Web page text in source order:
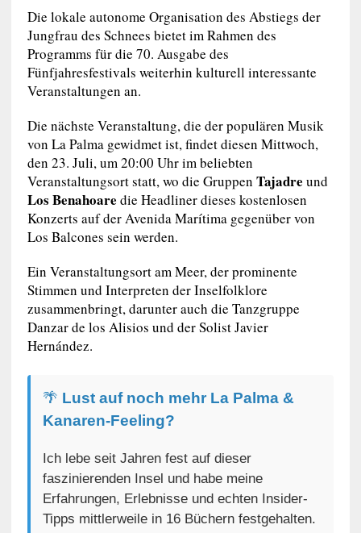
Die lokale autonome Organisation des Abstiegs der
Jungfrau des Schnees bietet im Rahmen des
Programms für die 70. Ausgabe des
Fünfjahresfestivals weiterhin kulturell interessante
Veranstaltungen an.
Die nächste Veranstaltung, die der populären Musik
von La Palma gewidmet ist, findet diesen Mittwoch,
den 23. Juli, um 20:00 Uhr im beliebten
Veranstaltungsort statt, wo die Gruppen Tajadre und
Los Benahoare die Headliner dieses kostenlosen
Konzerts auf der Avenida Marítima gegenüber von
Los Balcones sein werden.
Ein Veranstaltungsort am Meer, der prominente
Stimmen und Interpreten der Inselfolklore
zusammenbringt, darunter auch die Tanzgruppe
Danzar de los Alisios und der Solist Javier
Hernández.
🌴 Lust auf noch mehr La Palma &
Kanaren-Feeling?
Ich lebe seit Jahren fest auf dieser
faszinierenden Insel und habe meine
Erfahrungen, Erlebnisse und echten Insider-
Tipps mittlerweile in 16 Büchern festgehalten.